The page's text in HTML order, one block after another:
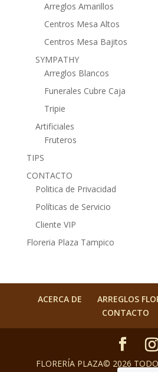
Arreglos Amarillos
Centros Mesa Altos
Centros Mesa Bajitos
SYMPATHY
Arreglos Blancos
Funerales Cubre Caja
Tripie
Artificiales
Fruteros
TIPS
CONTACTO
Politica de Privacidad
Políticas de Servicio
Cliente VIP
Floreria Plaza Tampico
ACERCA DE ARREGLOS
CONTACTO
FLORERÍA PLAZA© 2026